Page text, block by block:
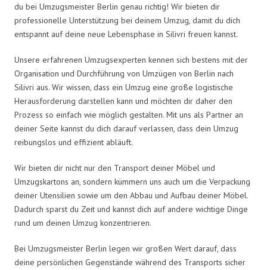
du bei Umzugsmeister Berlin genau richtig! Wir bieten dir
professionelle Unterstützung bei deinem Umzug, damit du dich
entspannt auf deine neue Lebensphase in Silivri freuen kannst.
Unsere erfahrenen Umzugsexperten kennen sich bestens mit der
Organisation und Durchführung von Umzügen von Berlin nach
Silivri aus. Wir wissen, dass ein Umzug eine große logistische
Herausforderung darstellen kann und möchten dir daher den
Prozess so einfach wie möglich gestalten. Mit uns als Partner an
deiner Seite kannst du dich darauf verlassen, dass dein Umzug
reibungslos und effizient abläuft.
Wir bieten dir nicht nur den Transport deiner Möbel und
Umzugskartons an, sondern kümmern uns auch um die Verpackung
deiner Utensilien sowie um den Abbau und Aufbau deiner Möbel.
Dadurch sparst du Zeit und kannst dich auf andere wichtige Dinge
rund um deinen Umzug konzentrieren.
Bei Umzugsmeister Berlin legen wir großen Wert darauf, dass
deine persönlichen Gegenstände während des Transports sicher